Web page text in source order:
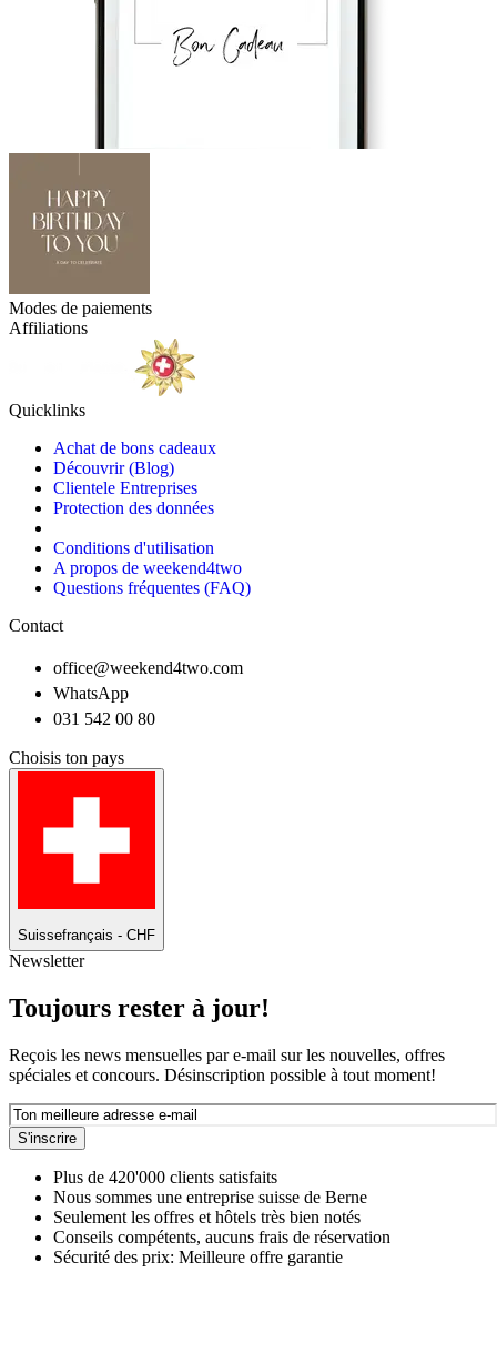
Modes de paiements
Affiliations
Quicklinks
Achat de bons cadeaux
Découvrir (Blog)
Clientele Entreprises
Protection des données
Conditions d'utilisation
A propos de weekend4two
Questions fréquentes (FAQ)
Contact
office@weekend4two.com
WhatsApp
031 542 00 80
Choisis ton pays
Suissefrançais - CHF
Newsletter
Toujours rester à jour!
Reçois les news mensuelles par e-mail sur les nouvelles, offres
spéciales et concours. Désinscription possible à tout moment!
S'inscrire
Plus de 420'000 clients satisfaits
Nous sommes une entreprise suisse de Berne
Seulement les offres et hôtels très bien notés
Conseils compétents, aucuns frais de réservation
Sécurité des prix: Meilleure offre garantie